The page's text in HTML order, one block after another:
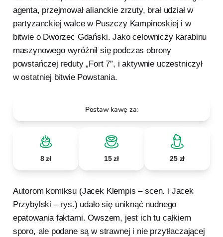
agenta, przejmował alianckie zrzuty, brał udział w
partyzanckiej walce w Puszczy Kampinoskiej i w
bitwie o Dworzec Gdański. Jako celowniczy karabinu
maszynowego wyróżnił się podczas obrony
powstańczej reduty „Fort 7”, i aktywnie uczestniczył
w ostatniej bitwie Powstania.
Postaw kawę za:
8 zł 15 zł 25 zł
Autorom komiksu (Jacek Klempis – scen. i Jacek
Przybylski – rys.) udało się uniknąć nudnego
epatowania faktami. Owszem, jest ich tu całkiem
sporo, ale podane są w strawnej i nie przytłaczającej